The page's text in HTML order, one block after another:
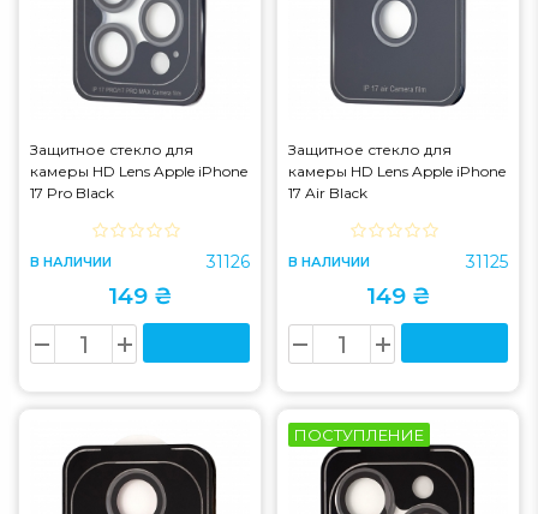
Защитное стекло для
камеры HD Lens Apple iPhone
17 Pro Black
В НАЛИЧИИ 31126
149 ₴
Защитное стекло для
камеры HD Lens Apple iPhone
17 Air Black
В НАЛИЧИИ 31125
149 ₴
ПОСТУПЛЕНИЕ